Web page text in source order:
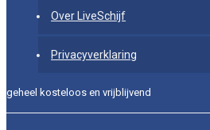
Over LiveSchijf
Privacyverklaring
geheel kosteloos en vrijblijvend